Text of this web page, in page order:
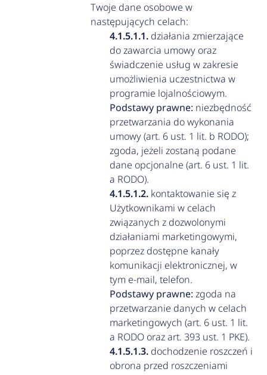
Twoje dane osobowe w
następujących celach:
działania zmierzające
do zawarcia umowy oraz
świadczenie usług w zakresie
umożliwienia uczestnictwa w
programie lojalnościowym.
Podstawy prawne: niezbędność
przetwarzania do wykonania
umowy (art. 6 ust. 1 lit. b RODO);
zgoda, jeżeli zostaną podane
dane opcjonalne (art. 6 ust. 1 lit.
a RODO).
kontaktowanie się z
Użytkownikami w celach
związanych z dozwolonymi
działaniami marketingowymi,
poprzez dostępne kanały
komunikacji elektronicznej, w
tym e-mail, telefon.
Podstawy prawne: zgoda na
przetwarzanie danych w celach
marketingowych (art. 6 ust. 1 lit.
a RODO oraz art. 393 ust. 1 PKE).
dochodzenie roszczeń i
obrona przed roszczeniami